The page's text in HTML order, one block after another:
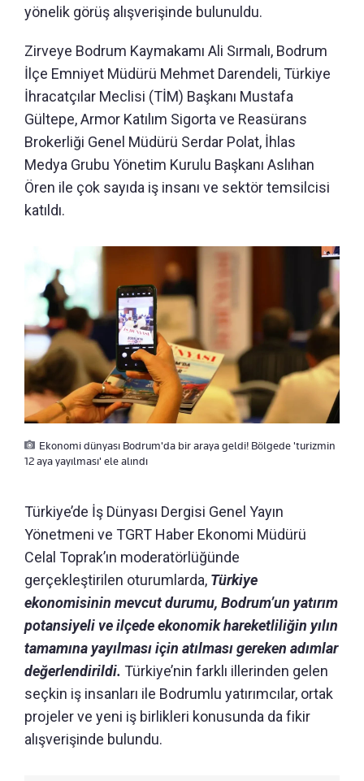
yönelik görüş alışverişinde bulunuldu.
Zirveye Bodrum Kaymakamı Ali Sırmalı, Bodrum
İlçe Emniyet Müdürü Mehmet Darendeli, Türkiye
İhracatçılar Meclisi (TİM) Başkanı Mustafa
Gültepe, Armor Katılım Sigorta ve Reasürans
Brokerliği Genel Müdürü Serdar Polat, İhlas
Medya Grubu Yönetim Kurulu Başkanı Aslıhan
Ören ile çok sayıda iş insanı ve sektör temsilcisi
katıldı.
Ekonomi dünyası Bodrum'da bir araya geldi! Bölgede 'turizmin
12 aya yayılması' ele alındı
Türkiye’de İş Dünyası Dergisi Genel Yayın
Yönetmeni ve TGRT Haber Ekonomi Müdürü
Celal Toprak’ın moderatörlüğünde
gerçekleştirilen oturumlarda, Türkiye
ekonomisinin mevcut durumu, Bodrum’un yatırım
potansiyeli ve ilçede ekonomik hareketliliğin yılın
tamamına yayılması için atılması gereken adımlar
değerlendirildi. Türkiye’nin farklı illerinden gelen
seçkin iş insanları ile Bodrumlu yatırımcılar, ortak
projeler ve yeni iş birlikleri konusunda da fikir
alışverişinde bulundu.